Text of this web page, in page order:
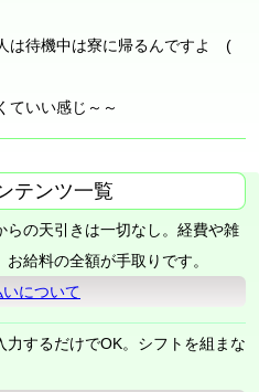
は待機中は寮に帰るんですよ (
ていい感じ～～
テンツ一覧
らの天引きは一切なし。経費や雑
給料の全額が手取りです。
いについて
力するだけでOK。シフトを組まな